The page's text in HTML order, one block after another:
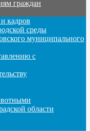
граждан
кадров
среды
муниципального
с
области